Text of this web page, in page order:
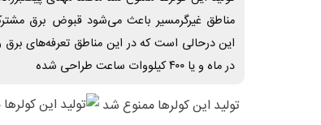
مناطق غیرگرمسیر باعث می‌شود قبوض برق
در ماه و یا ۴۰۰ کیلووات ساعت طراحی شده
تولید این کولرها ممنوع شد